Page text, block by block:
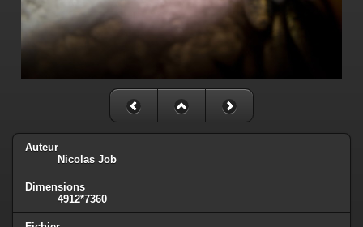
Auteur
Nicolas Job
Dimensions
4912*7360